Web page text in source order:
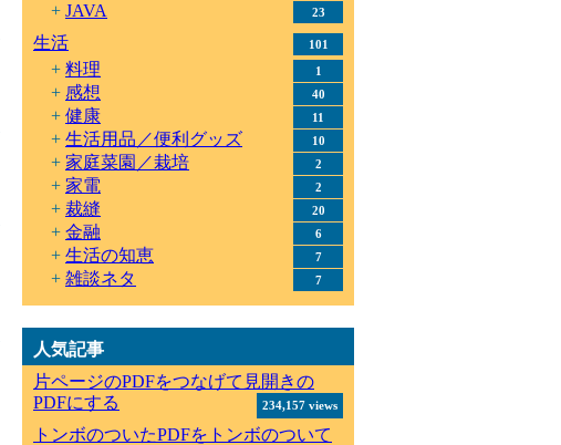
JAVA 23
生活 101
料理 1
感想 40
健康 11
生活用品／便利グッズ 10
家庭菜園／栽培 2
家電 2
裁縫 20
金融 6
生活の知恵 7
雑談ネタ 7
人気記事
片ページのPDFをつなげて見開きの
PDFにする
234,157 views
トンボのついたPDFをトンボのついて